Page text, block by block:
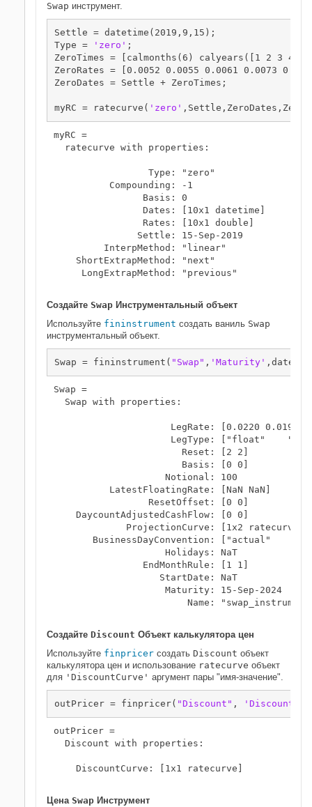
Swap инструмент.
Settle = datetime(2019,9,15);
Type =
'zero' ;
ZeroTimes = [calmonths(6) calyears([1 2 3 4
ZeroRates = [0.0052 0.0055 0.0061 0.0073
ZeroDates = Settle + ZeroTimes;
myRC = ratecurve( 'zero'
myRC =
  ratecurve with properties:
                 Type: "zero"
          Compounding: -1
                Basis: 0
                Dates: [10x1 datetime]
                Rates: [10x1 double]
               Settle: 15-Sep-2019
         InterpMethod: "linear"
    ShortExtrapMethod: "next"
     LongExtrapMethod: "previous"
Создайте Swap Инструментальный объект
Используйте fininstrument создать ваниль Swap
инструментальный объект.
Swap = fininstrument( "Swap" , 'Maturity'
Swap =
  Swap with properties:
                     LegRate: [0.0220 0.0190]
LegType: ["float"
                       Reset: [2 2]
                       Basis: [0 0]
                    Notional: 100
          LatestFloatingRate: [NaN NaN]
                 ResetOffset: [0 0]
    DaycountAdjustedCashFlow: [0 0]
             ProjectionCurve: [1x2 ratecurve]
BusinessDayConvention: ["actual"
                    Holidays: NaT
                EndMonthRule: [1 1]
                   StartDate: NaT
                    Maturity: 15-Sep-2024
Name:
Создайте Discount Объект калькулятора цен
Используйте finpricer создать Discount объект
калькулятора цен и использование ratecurve объект
для 'DiscountCurve' аргумент пары "имя-значение".
outPricer = finpricer( "Discount" ,
outPricer =
  Discount with properties:
    DiscountCurve: [1x1 ratecurve]
Цена Swap Инструмент